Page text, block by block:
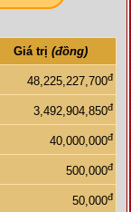
Giá trị (đồng)
48,225,227,700đ
3,492,904,850đ
40,000,000đ
500,000đ
50,000đ